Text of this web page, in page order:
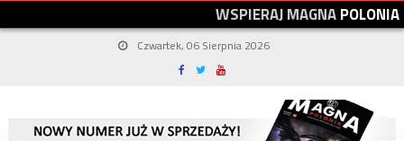
WSPIERAJMAGNAPOLONIA
Czwartek, 06 Sierpnia 2026